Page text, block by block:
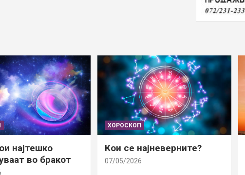
најтешко
во бракот
ХОРОСКОП
Кои се најневерните?
07/05/2026